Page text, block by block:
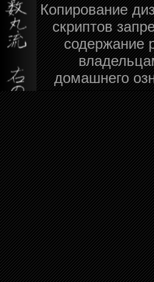
Копирование
скриптов
содержание
домашнего